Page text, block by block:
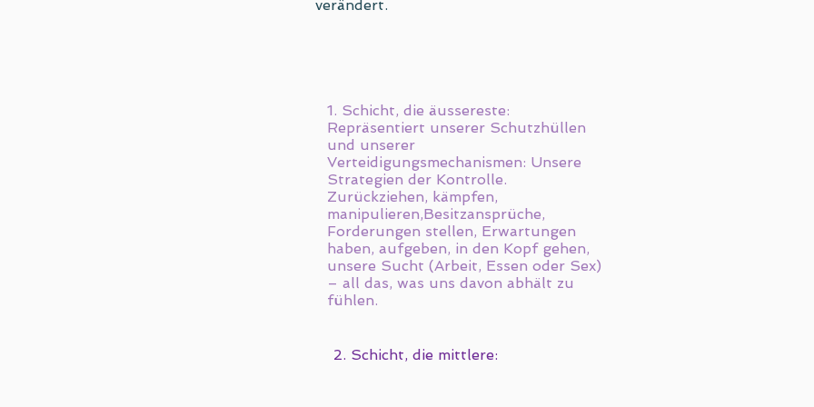
verändert.
1. Schicht, die äussereste:
Repräsentiert unserer Schutzhüllen
und unserer
Verteidigungsmechanismen: Unsere
Strategien der Kontrolle.
Zurückziehen, kämpfen,
manipulieren,Besitzansprüche,
Forderungen stellen, Erwartungen
haben, aufgeben, in den Kopf gehen,
unsere Sucht (Arbeit, Essen oder Sex)
– all das, was uns davon abhält zu
fühlen.
2. Schicht, die mittlere: